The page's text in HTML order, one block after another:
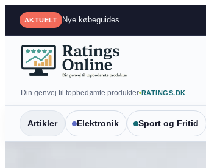
Spring
til
indhold
AKTUELT Mest sammenlignede produkter
Din genvej til topbedømte produkter RATINGS.DK
Artikler Elektronik Sport og Fritid